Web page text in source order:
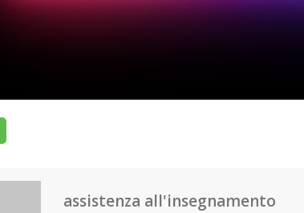
assistenza all'insegnamento